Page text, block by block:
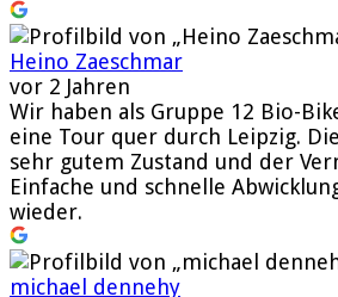
Heino Zaeschmar
vor 2 Jahren
Wir haben als Gruppe 12 Bio-
eine Tour quer durch Leipzig.
sehr gutem Zustand und der
Einfache und schnelle
wieder.
michael dennehy